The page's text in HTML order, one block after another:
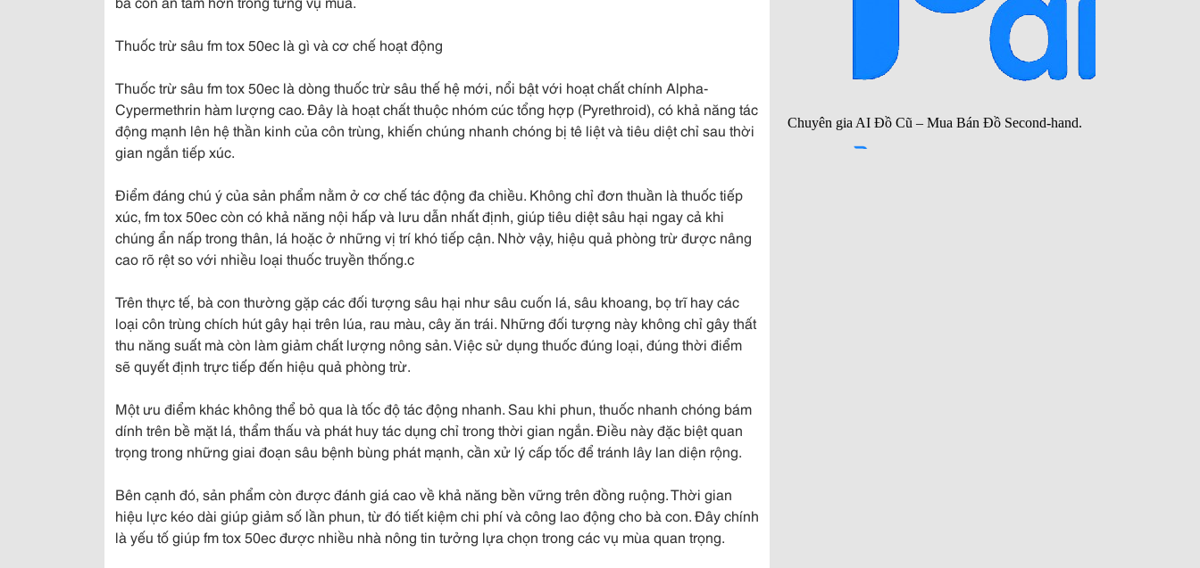
Thuốc trừ sâu fm tox 50ec là gì và cơ chế hoạt động
Thuốc trừ sâu fm tox 50ec là dòng thuốc trừ sâu thế hệ mới, nổi bật với hoạt chất chính Alpha-
Cypermethrin hàm lượng cao. Đây là hoạt chất thuộc nhóm cúc tổng hợp (Pyrethroid), có khả năng tác
động mạnh lên hệ thần kinh của côn trùng, khiến chúng nhanh chóng bị tê liệt và tiêu diệt chỉ sau thời
gian ngắn tiếp xúc.
Điểm đáng chú ý của sản phẩm nằm ở cơ chế tác động đa chiều. Không chỉ đơn thuần là thuốc tiếp
xúc, fm tox 50ec còn có khả năng nội hấp và lưu dẫn nhất định, giúp tiêu diệt sâu hại ngay cả khi
chúng ẩn nấp trong thân, lá hoặc ở những vị trí khó tiếp cận. Nhờ vậy, hiệu quả phòng trừ được nâng
cao rõ rệt so với nhiều loại thuốc truyền thống.c
Trên thực tế, bà con thường gặp các đối tượng sâu hại như sâu cuốn lá, sâu khoang, bọ trĩ hay các
loại côn trùng chích hút gây hại trên lúa, rau màu, cây ăn trái. Những đối tượng này không chỉ gây thất
thu năng suất mà còn làm giảm chất lượng nông sản. Việc sử dụng thuốc đúng loại, đúng thời điểm
sẽ quyết định trực tiếp đến hiệu quả phòng trừ.
Một ưu điểm khác không thể bỏ qua là tốc độ tác động nhanh. Sau khi phun, thuốc nhanh chóng bám
dính trên bề mặt lá, thẩm thấu và phát huy tác dụng chỉ trong thời gian ngắn. Điều này đặc biệt quan
trọng trong những giai đoạn sâu bệnh bùng phát mạnh, cần xử lý cấp tốc để tránh lây lan diện rộng.
Bên cạnh đó, sản phẩm còn được đánh giá cao về khả năng bền vững trên đồng ruộng. Thời gian
hiệu lực kéo dài giúp giảm số lần phun, từ đó tiết kiệm chi phí và công lao động cho bà con. Đây chính
là yếu tố giúp fm tox 50ec được nhiều nhà nông tin tưởng lựa chọn trong các vụ mùa quan trọng.